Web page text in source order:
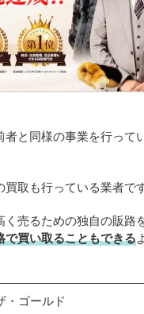
者と同様の事業を行って
取も行っている業者です
く売るための独自の販路
で買い取ることもできる
・ゴールド